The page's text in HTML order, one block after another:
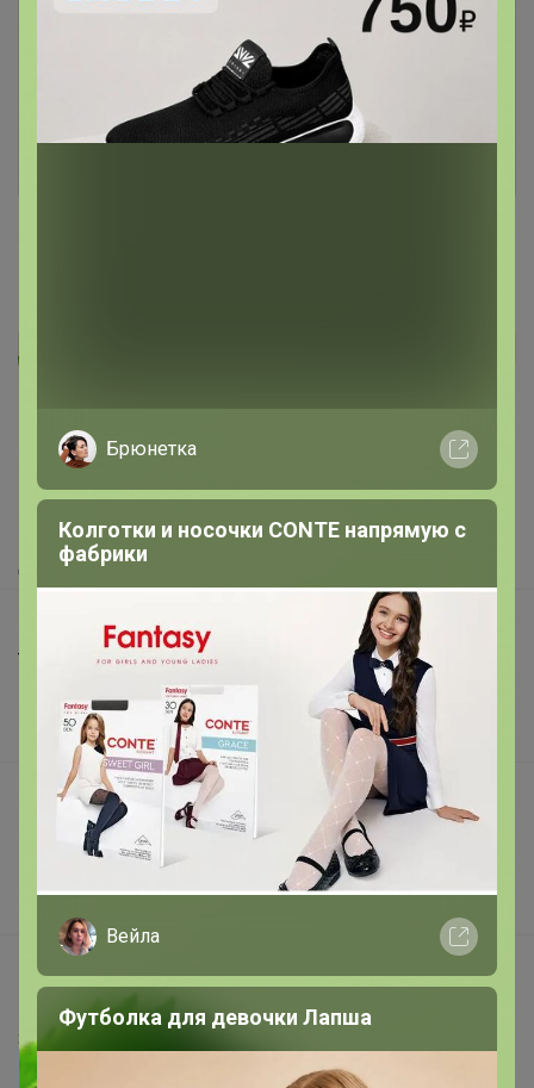
Чтобы написать комментарий необходимо
авторизоваться на сайте!
Это займет меньше минуты
Войти Зарегистрироваться
Как здесь все устроено?
Как сделать заказ?
Как получить?
Доставка
Шоурумы
Торговые марки
Наша команда
В наличии
Подарочные сертификаты
Реклама на сайте
support@24-ok.ru
Написать в поддержку
Защита покупателя
Помощь
Брюнетка
Колготки и носочки CONTE напрямую с
фабрики
Вейла
Футболка для девочки Лапша